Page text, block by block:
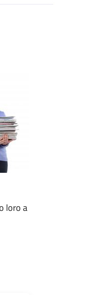
loro a